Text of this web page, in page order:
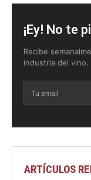
¡Ey! No te
Recibe
industria del vino.
ARTÍCULOS